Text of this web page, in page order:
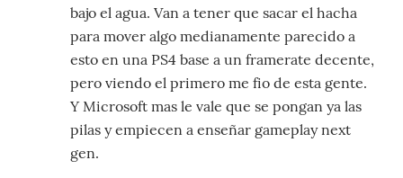
bajo el agua. Van a tener que sacar el hacha
para mover algo medianamente parecido a
esto en una PS4 base a un framerate decente,
pero viendo el primero me fio de esta gente.
Y Microsoft mas le vale que se pongan ya las
pilas y empiecen a enseñar gameplay next
gen.